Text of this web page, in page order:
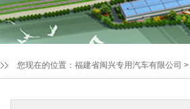
您现在的位置： 福建省闽兴专用汽车有限公司 >